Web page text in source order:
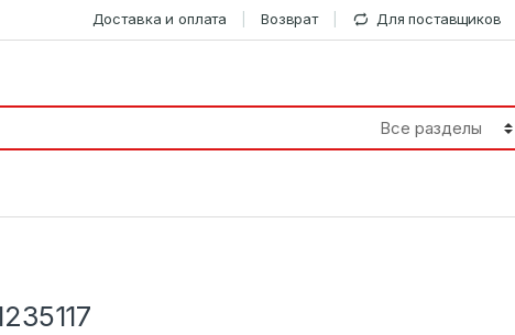
Доставка и оплата Возврат Для поставщиков